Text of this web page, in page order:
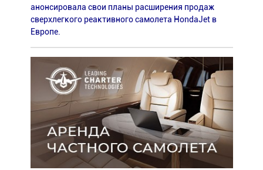
анонсировала свои планы расширения продаж
сверхлегкого реактивного самолета HondaJet в
Европе.